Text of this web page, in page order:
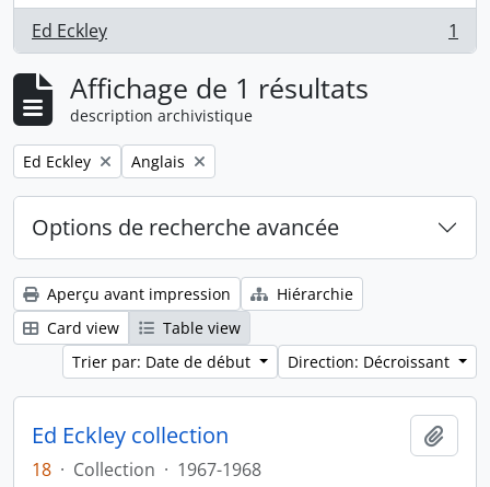
Ed Eckley
, 1 résultats 1
Affichage de 1 résultats
description archivistique
Remove filter:
Ed Eckley Remove filter:
Anglais
Options de recherche avancée
Aperçu avant impression
Hiérarchie
Card view
Table view
Trier par: Date de début
Direction: Décroissant
Ed Eckley collection
18 · Collection · 1967-1968